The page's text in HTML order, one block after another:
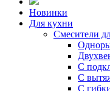
Новинки
Для кухни
Смесители
С
С
С